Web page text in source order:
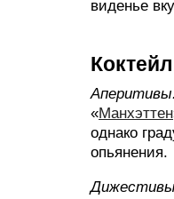
виденье
Аперитивы.
«Манхэттен
однако
опьянения.